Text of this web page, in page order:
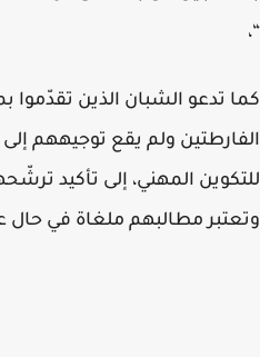
تدعو الشبان الذين تقدّموا
ولم يقع توجيههم إلى
المهني، إلى تأكيد ترشّحهم
مطالبهم ملغاة في حال